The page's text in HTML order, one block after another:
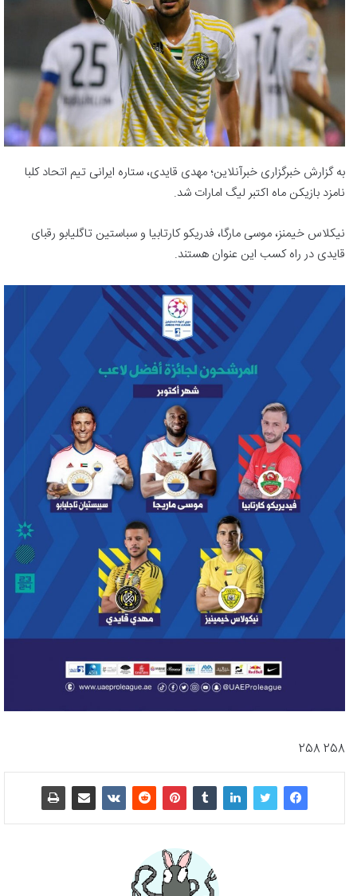
به گزارش خبرگزاری خبرآنلاین؛ مهدی قایدی، ستاره ایرانی تیم اتحاد کلبا
نامزد بازیکن ماه اکتبر لیگ امارات شد.
نیکلاس خیمنز، موسی مارگا، فدریکو کارتابیا و سباستین تاگلیابو رقبای
قایدی در راه کسب این عنوان هستند.
258 258